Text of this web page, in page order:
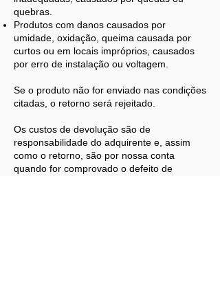
quebras.
Produtos com danos causados por
umidade, oxidação, queima causada por
curtos ou em locais impróprios, causados
por erro de instalação ou voltagem.
Se o produto não for enviado nas condições
citadas, o retorno será rejeitado.
Os custos de devolução são de
responsabilidade do adquirente e, assim
como o retorno, são por nossa conta
quando for comprovado o defeito de